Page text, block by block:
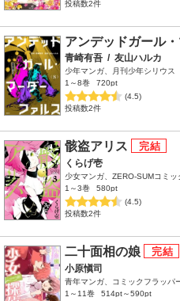
投稿数2件
アンデッドガール
青崎有吾 / 友山ハルカ
少年マンガ、月刊少年シリウス
1～8巻
720pt
(4.5)
投稿数2件
骸盗アリス
くらげ壱
少女マンガ、ZERO-SUMコミッ
1～3巻
580pt
(4.5)
投稿数2件
二十面相の娘
小原愼司
青年マンガ、コミックフラッ
1～11巻
514pt～590pt